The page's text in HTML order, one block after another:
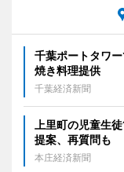
千葉ポートタワ
焼き料理提供
千葉経済新聞
上里町の児童生
提案、再質問も
本庄経済新聞